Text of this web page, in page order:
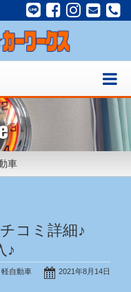
車
コミ詳細♪
♪
2021年8月14日
軽自動車